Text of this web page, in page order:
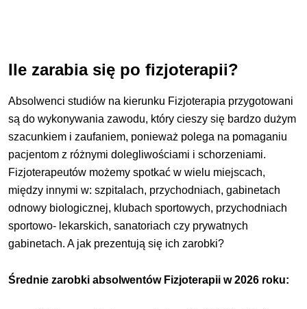
Ile zarabia się po fizjoterapii?
Absolwenci studiów na kierunku Fizjoterapia przygotowani
są do wykonywania zawodu, który cieszy się bardzo dużym
szacunkiem i zaufaniem, ponieważ polega na pomaganiu
pacjentom z różnymi dolegliwościami i schorzeniami.
Fizjoterapeutów możemy spotkać w wielu miejscach,
między innymi w: szpitalach, przychodniach, gabinetach
odnowy biologicznej, klubach sportowych, przychodniach
sportowo- lekarskich, sanatoriach czy prywatnych
gabinetach. A jak prezentują się ich zarobki?
Średnie zarobki absolwentów Fizjoterapii w 2026 roku: